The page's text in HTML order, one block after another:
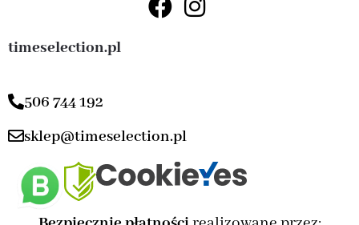
timeselection.pl
506 744 192
sklep@timeselection.pl